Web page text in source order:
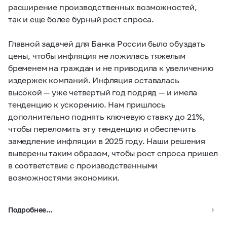
расширение производственных возможностей,
так и еще более бурный рост спроса.
Главной задачей для Банка России было обуздать
цены, чтобы инфляция не ложилась тяжелым
бременем на граждан и не приводила к увеличению
издержек компаний. Инфляция оставалась
высокой — уже четвертый год подряд — и имела
тенденцию к ускорению. Нам пришлось
дополнительно поднять ключевую ставку до 21%,
чтобы переломить эту тенденцию и обеспечить
замедление инфляции в 2025 году. Наши решения
выверены таким образом, чтобы рост спроса пришел
в соответствие с производственными
возможностями экономики.
Подробнее...